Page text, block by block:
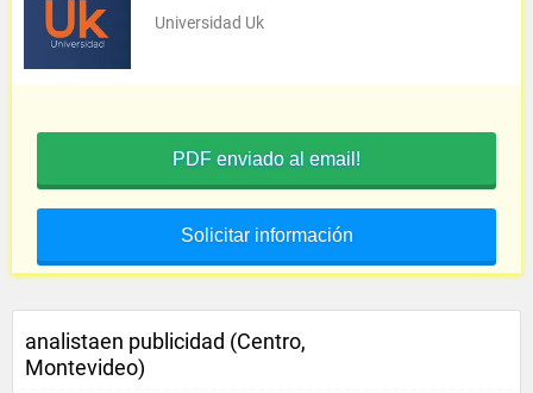
Universidad Uk
PDF enviado al email!
Solicitar información
analistaen publicidad (Centro,
Montevideo)